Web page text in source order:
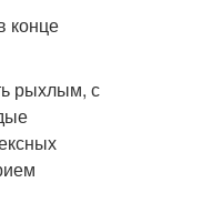
конце
рыхлым, с